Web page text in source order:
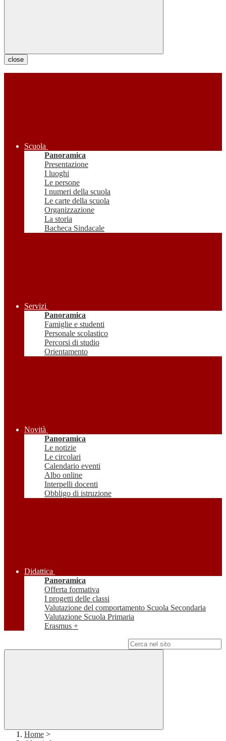
close
Scuola
Panoramica
Presentazione
I luoghi
Le persone
I numeri della scuola
Le carte della scuola
Organizzazione
La storia
Bacheca Sindacale
Servizi
Panoramica
Famiglie e studenti
Personale scolastico
Percorsi di studio
Orientamento
Novità
Panoramica
Le notizie
Le circolari
Calendario eventi
Albo online
Interpelli docenti
Obbligo di istruzione
Didattica
Panoramica
Offerta formativa
I progetti delle classi
Valutazione del comportamento Scuola Secondaria
Valutazione Scuola Primaria
Erasmus +
Home >